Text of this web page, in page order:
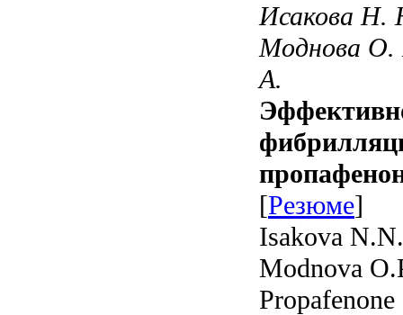
Исакова Н.
Моднова О.
А.
[Резюме]
Isakova
Modnova